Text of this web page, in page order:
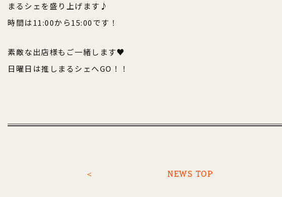
まるシェを盛り上げます♪
時間は11:00から15:00です！
素敵な出店様もご一緒します♥
日曜日は推しまるシェへGO！！
＜ NEWS TOP